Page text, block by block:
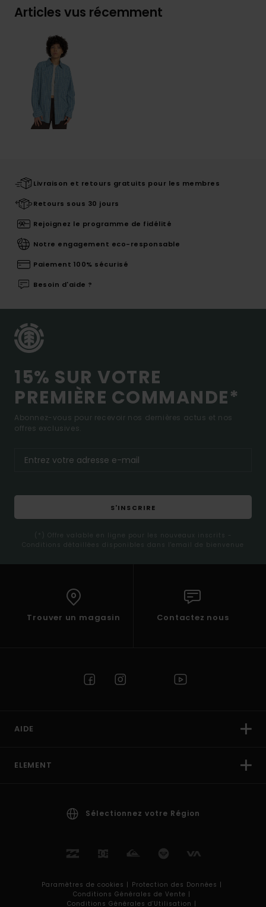
Articles vus récemment
Livraison et retours gratuits pour les membres
Retours sous 30 jours
Rejoignez le programme de fidélité
Notre engagement eco-responsable
Paiement 100% sécurisé
Besoin d'aide ?
15% SUR VOTRE
PREMIÈRE COMMANDE*
Abonnez-vous pour recevoir nos dernières actus et nos
offres exclusives.
S'INSCRIRE
(*) Offre valable en ligne pour les nouveaux inscrits -
Conditions détaillées disponibles dans l'email de bienvenue
Trouver un magasin Contactez nous
AIDE
ELEMENT
Sélectionnez votre Région
Paramètres de cookies | Protection des Données |
Conditions Générales de Vente |
Conditions Générales d'Utilisation |